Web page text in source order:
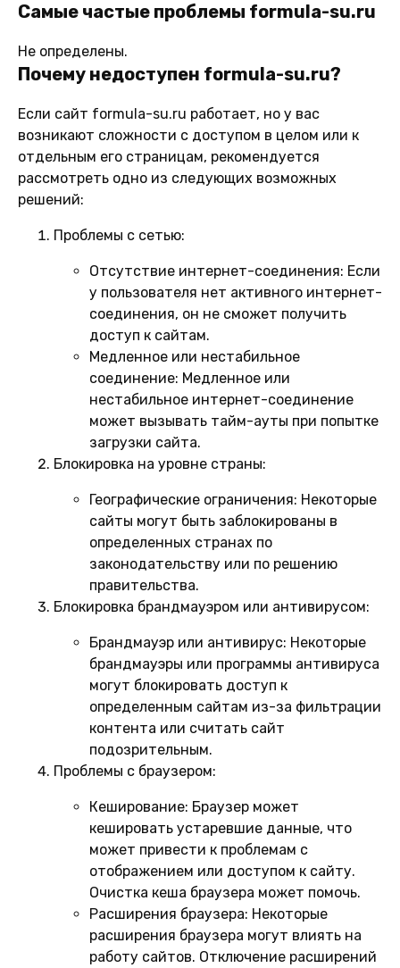
Самые частые проблемы formula-su.ru
Не определены.
Почему недоступен formula-su.ru?
Если сайт formula-su.ru работает, но у вас
возникают сложности с доступом в целом или к
отдельным его страницам, рекомендуется
рассмотреть одно из следующих возможных
решений:
Проблемы с сетью:
Отсутствие интернет-соединения: Если
у пользователя нет активного интернет-
соединения, он не сможет получить
доступ к сайтам.
Медленное или нестабильное
соединение: Медленное или
нестабильное интернет-соединение
может вызывать тайм-ауты при попытке
загрузки сайта.
Блокировка на уровне страны:
Географические ограничения: Некоторые
сайты могут быть заблокированы в
определенных странах по
законодательству или по решению
правительства.
Блокировка брандмауэром или антивирусом:
Брандмауэр или антивирус: Некоторые
брандмауэры или программы антивируса
могут блокировать доступ к
определенным сайтам из-за фильтрации
контента или считать сайт
подозрительным.
Проблемы с браузером:
Кеширование: Браузер может
кешировать устаревшие данные, что
может привести к проблемам с
отображением или доступом к сайту.
Очистка кеша браузера может помочь.
Расширения браузера: Некоторые
расширения браузера могут влиять на
работу сайтов. Отключение расширений